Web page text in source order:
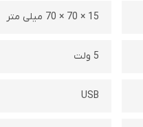
15 × 70 × 70 میلی متر
5 ولت
USB